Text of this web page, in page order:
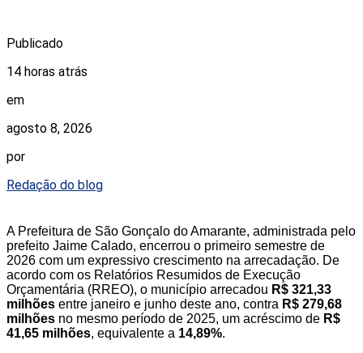
Publicado
14 horas atrás
em
agosto 8, 2026
por
Redação do blog
A Prefeitura de São Gonçalo do Amarante, administrada pelo
prefeito Jaime Calado, encerrou o primeiro semestre de
2026 com um expressivo crescimento na arrecadação. De
acordo com os Relatórios Resumidos de Execução
Orçamentária (RREO), o município arrecadou R$ 321,33
milhões entre janeiro e junho deste ano, contra R$ 279,68
milhões no mesmo período de 2025, um acréscimo de R$
41,65 milhões, equivalente a 14,89%.